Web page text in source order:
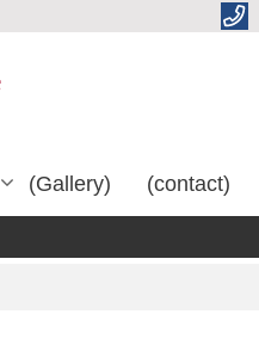
(Gallery) (contact)